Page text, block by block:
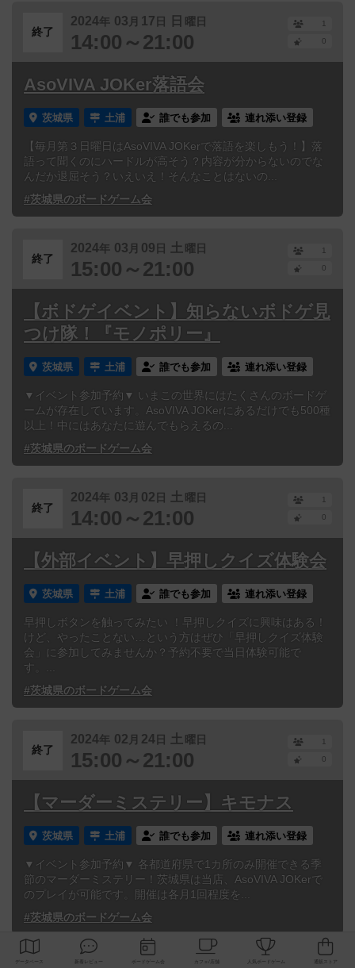
終了
2024年 03 月 17 日 日 曜日
14:00～21:00
1
0
AsoVIVA JOKer落語会
茨城県 土浦 誰でも参加 連れ添い登録
【毎月第３日曜日はAsoVIVA JOKerで落語を楽しもう！】落
語って聞くのにハードルが高そう？内容が分からないのでな
んだか退屈そう？いえいえ！そんなことはないの...
#茨城県のボードゲーム会
終了
2024年 03 月 09 日 土 曜日
15:00～21:00
1
0
【ボドゲイベント】知らないボドゲ見
つけ隊！『モノポリー』
茨城県 土浦 誰でも参加 連れ添い登録
▼イベント参加予約▼ いまこの世界にはたくさんのボードゲ
ームが存在しています。AsoVIVA JOKerにあるだけでも500種
以上！中にはあなたに遊んでもらえるの...
#茨城県のボードゲーム会
終了
2024年 03 月 02 日 土 曜日
14:00～21:00
1
0
【外部イベント】早押しクイズ体験会
茨城県 土浦 誰でも参加 連れ添い登録
早押しボタンを触ってみたい ！早押しクイズに興味はある！
けど、やったことない…という方はぜひ「早押しクイズ体験
会」に参加してみませんか？予約不要で当日体験可能で
す。...
#茨城県のボードゲーム会
終了
2024年 02 月 24 日 土 曜日
15:00～21:00
1
0
【マーダーミステリー】キモナス
茨城県 土浦 誰でも参加 連れ添い登録
▼イベント参加予約▼ 各都道府県で1カ所のみ開催できる季
節のマーダーミステリー！茨城県は当店、AsoVIVA JOKerで
のプレイが可能です。開催は各月1回程度を...
#茨城県のボードゲーム会